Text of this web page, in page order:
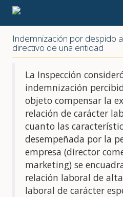
2022
Indemnización por despido
directivo de una entidad
La Inspección
indemnización
objeto compensar la
relación de carácter
cuanto las
desempeñada por la
empresa (director
marketing) se
relación laboral de
laboral de carácter